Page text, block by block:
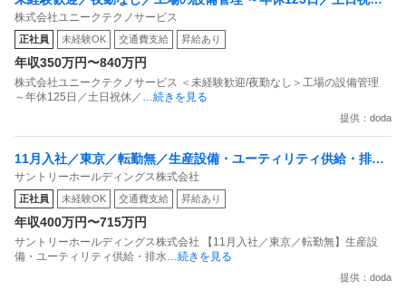
／残業15H以下／住宅手当
株式会社ユニークテクノサービス
正社員 未経験OK 交通費支給 昇給あり
年収350万円〜840万円
株式会社ユニークテクノサービス ＜未経験歓迎/夜勤なし＞工場の設備管理
～年休125日／土日祝休／ …続きを見る
提供：doda
11月入社／東京／転勤無／生産設備・ユーティリティ供給・排水
処理設備のオペレーションサントリーG
サントリーホールディングス株式会社
正社員 未経験OK 交通費支給 昇給あり
年収400万円〜715万円
サントリーホールディングス株式会社 【11月入社／東京／転勤無】生産設
備・ユーティリティ供給・排水…続きを見る
提供：doda